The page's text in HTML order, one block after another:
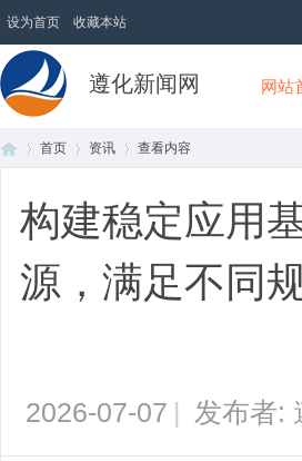
设为首页 收藏本站
遵化新闻网 网站
首页 资讯 查看内容
构建稳定应用
源，满足不同
2026-07-07 | 发布者: